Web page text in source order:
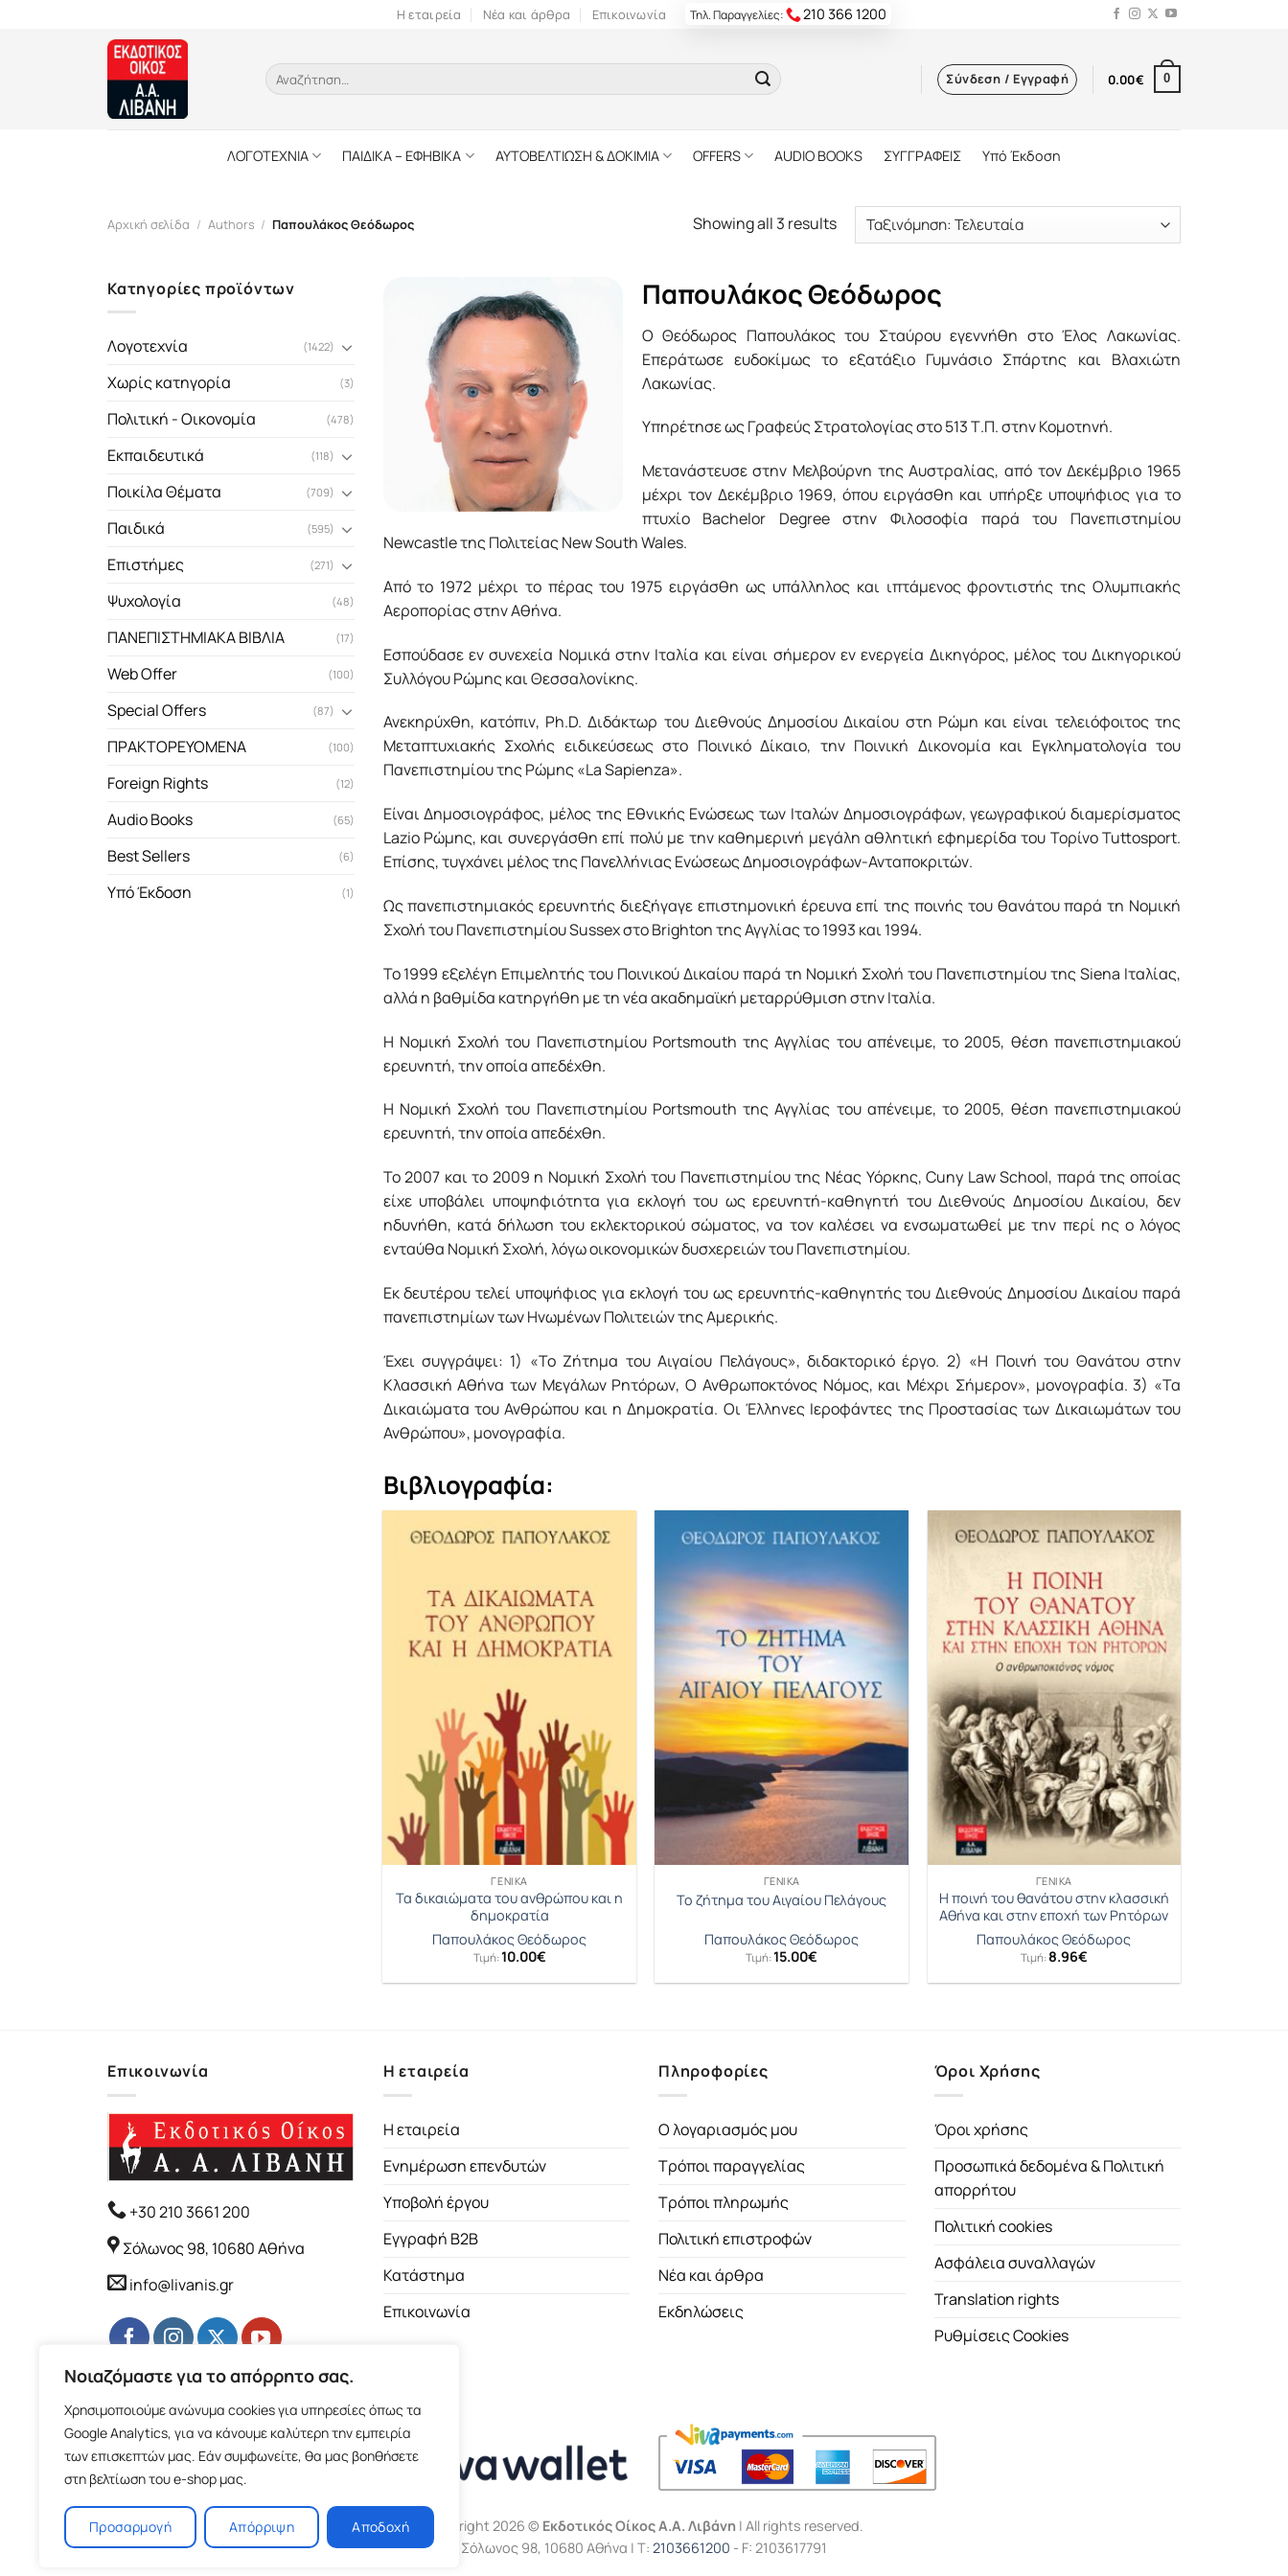
Νοιαζόμαστε για το απόρρητο σας.
Χρησιμοποιούμε ανώνυμα cookies για υπηρεσίες όπως τα
Google Analytics, για να κάνουμε καλύτερη την εμπειρία
των επισκεπτών μας. Εάν συμφωνείτε, θα μας βοηθήσετε
στη βελτίωση του e-shop μας.
Προσαρμογή Απόρριψη Αποδοχή
Η εταιρεία Νέα και άρθρα Επικοινωνία Τηλ. Παραγγελίες: 210 366 1200
Αναζήτηση
για:
Σύνδεση / Εγγραφή 0.00€ 0
ΛΟΓΟΤΕΧΝΙΑ ΠΑΙΔΙΚΑ – ΕΦΗΒΙΚΑ ΑΥΤΟΒΕΛΤΙΩΣΗ & ΔΟΚΙΜΙΑ OFFERS AUDIO BOOKS ΣΥΓΓΡΑΦΕΙΣ Υπό Έκδοση
Αρχική σελίδα / Authors / Παπουλάκος Θεόδωρος Showing all 3 results
Κατηγορίες προϊόντων
Λογοτεχνία (1422)
Χωρίς κατηγορία (3)
Πολιτική - Οικονομία (478)
Εκπαιδευτικά (118)
Ποικίλα Θέματα (709)
Παιδικά (595)
Επιστήμες (271)
Ψυχολογία (48)
ΠΑΝΕΠΙΣΤΗΜΙΑΚΑ ΒΙΒΛΙΑ (17)
Web Offer (100)
Special Offers (87)
ΠΡΑΚΤΟΡΕΥΟΜΕΝΑ (100)
Foreign Rights (12)
Audio Books (65)
Best Sellers (6)
Υπό Έκδοση (1)
Παπουλάκος Θεόδωρος
Ο Θεόδωρος Παπουλάκος του Σταύρου εγεννήθη στο Έλος Λακωνίας.
Επεράτωσε ευδοκίμως το εξατάξιο Γυμνάσιο Σπάρτης και Βλαχιώτη
Λακωνίας.
Υπηρέτησε ως Γραφεύς Στρατολογίας στο 513 Τ.Π. στην Κομοτηνή.
Μετανάστευσε στην Μελβούρνη της Αυστραλίας, από τον Δεκέμβριο 1965
μέχρι τον Δεκέμβριο 1969, όπου ειργάσθη και υπήρξε υποψήφιος για το
πτυχίο Bachelor Degree στην Φιλοσοφία παρά του Πανεπιστημίου
Newcastle της Πολιτείας New South Wales.
Από το 1972 μέχρι το πέρας του 1975 ειργάσθη ως υπάλληλος και ιπτάμενος φροντιστής της Ολυμπιακής
Αεροπορίας στην Αθήνα.
Εσπούδασε εν συνεχεία Νομικά στην Ιταλία και είναι σήμερον εν ενεργεία Δικηγόρος, μέλος του Δικηγορικού
Συλλόγου Ρώμης και Θεσσαλονίκης.
Ανεκηρύχθη, κατόπιν, Ph.D. Διδάκτωρ του Διεθνούς Δημοσίου Δικαίου στη Ρώμη και είναι τελειόφοιτος της
Μεταπτυχιακής Σχολής ειδικεύσεως στο Ποινικό Δίκαιο, την Ποινική Δικονομία και Εγκληματολογία του
Πανεπιστημίου της Ρώμης «La Sapienza».
Είναι Δημοσιογράφος, μέλος της Εθνικής Ενώσεως των Ιταλών Δημοσιογράφων, γεωγραφικού διαμερίσματος
Lazio Ρώμης, και συνεργάσθη επί πολύ με την καθημερινή μεγάλη αθλητική εφημερίδα του Τορίνο Tuttosport.
Επίσης, τυγχάνει μέλος της Πανελλήνιας Ενώσεως Δημοσιογράφων-Ανταποκριτών.
Ως πανεπιστημιακός ερευνητής διεξήγαγε επιστημονική έρευνα επί της ποινής του θανάτου παρά τη Νομική
Σχολή του Πανεπιστημίου Sussex στο Brighton της Αγγλίας το 1993 και 1994.
Το 1999 εξελέγη Επιμελητής του Ποινικού Δικαίου παρά τη Νομική Σχολή του Πανεπιστημίου της Siena Ιταλίας,
αλλά η βαθμίδα κατηργήθη με τη νέα ακαδημαϊκή μεταρρύθμιση στην Ιταλία.
Η Νομική Σχολή του Πανεπιστημίου Portsmouth της Αγγλίας του απένειμε, το 2005, θέση πανεπιστημιακού
ερευνητή, την οποία απεδέχθη.
Η Νομική Σχολή του Πανεπιστημίου Portsmouth της Αγγλίας του απένειμε, το 2005, θέση πανεπιστημιακού
ερευνητή, την οποία απεδέχθη.
Το 2007 και το 2009 η Νομική Σχολή του Πανεπιστημίου της Νέας Υόρκης, Cuny Law School, παρά της οποίας
είχε υποβάλει υποψηφιότητα για εκλογή του ως ερευνητή-καθηγητή του Διεθνούς Δημοσίου Δικαίου, δεν
ηδυνήθη, κατά δήλωση του εκλεκτορικού σώματος, να τον καλέσει να ενσωματωθεί με την περί ης ο λόγος
ενταύθα Νομική Σχολή, λόγω οικονομικών δυσχερειών του Πανεπιστημίου.
Εκ δευτέρου τελεί υποψήφιος για εκλογή του ως ερευνητής-καθηγητής του Διεθνούς Δημοσίου Δικαίου παρά
πανεπιστημίων των Ηνωμένων Πολιτειών της Αμερικής.
Έχει συγγράψει: 1) «Το Ζήτημα του Αιγαίου Πελάγους», διδακτορικό έργο. 2) «Η Ποινή του Θανάτου στην
Κλασσική Αθήνα των Μεγάλων Ρητόρων, Ο Ανθρωποκτόνος Νόμος, και Μέχρι Σήμερον», μονογραφία. 3) «Τα
Δικαιώματα του Ανθρώπου και η Δημοκρατία. Οι Έλληνες Ιεροφάντες της Προστασίας των Δικαιωμάτων του
Ανθρώπου», μονογραφία.
Βιβλιογραφία:
ΓΕΝΙΚΆ
Τα δικαιώματα του ανθρώπου και η
δημοκρατία
Παπουλάκος Θεόδωρος
Τιμή:10.00€
ΓΕΝΙΚΆ
Το ζήτημα του Αιγαίου Πελάγους
Παπουλάκος Θεόδωρος
Τιμή:15.00€
ΓΕΝΙΚΆ
Η ποινή του θανάτου στην κλασσική
Αθήνα και στην εποχή των Ρητόρων
Παπουλάκος Θεόδωρος
Τιμή: 8.96€
Επικοινωνία
+30 210 3661 200
Σόλωνος 98, 10680 Αθήνα
info@livanis.gr
Η εταιρεία
Η εταιρεία
Ενημέρωση επενδυτών
Υποβολή έργου
Εγγραφή B2B
Κατάστημα
Επικοινωνία
Πληροφορίες
Ο λογαριασμός μου
Τρόποι παραγγελίας
Τρόποι πληρωμής
Πολιτική επιστροφών
Νέα και άρθρα
Εκδηλώσεις
Όροι Χρήσης
Όροι χρήσης
Προσωπικά δεδομένα & Πολιτική
απορρήτου
Πολιτική cookies
Ασφάλεια συναλλαγών
Translation rights
Ρυθμίσεις Cookies
Copyright 2026 © Εκδοτικός Οίκος Α.Α. Λιβάνη | All rights reserved.
Σόλωνος 98, 10680 Αθήνα | Τ: 2103661200 - F: 2103617791